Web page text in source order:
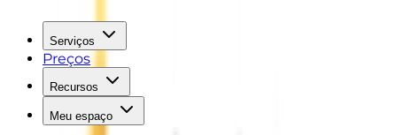
Serviços
Preços
Recursos
Meu espaço